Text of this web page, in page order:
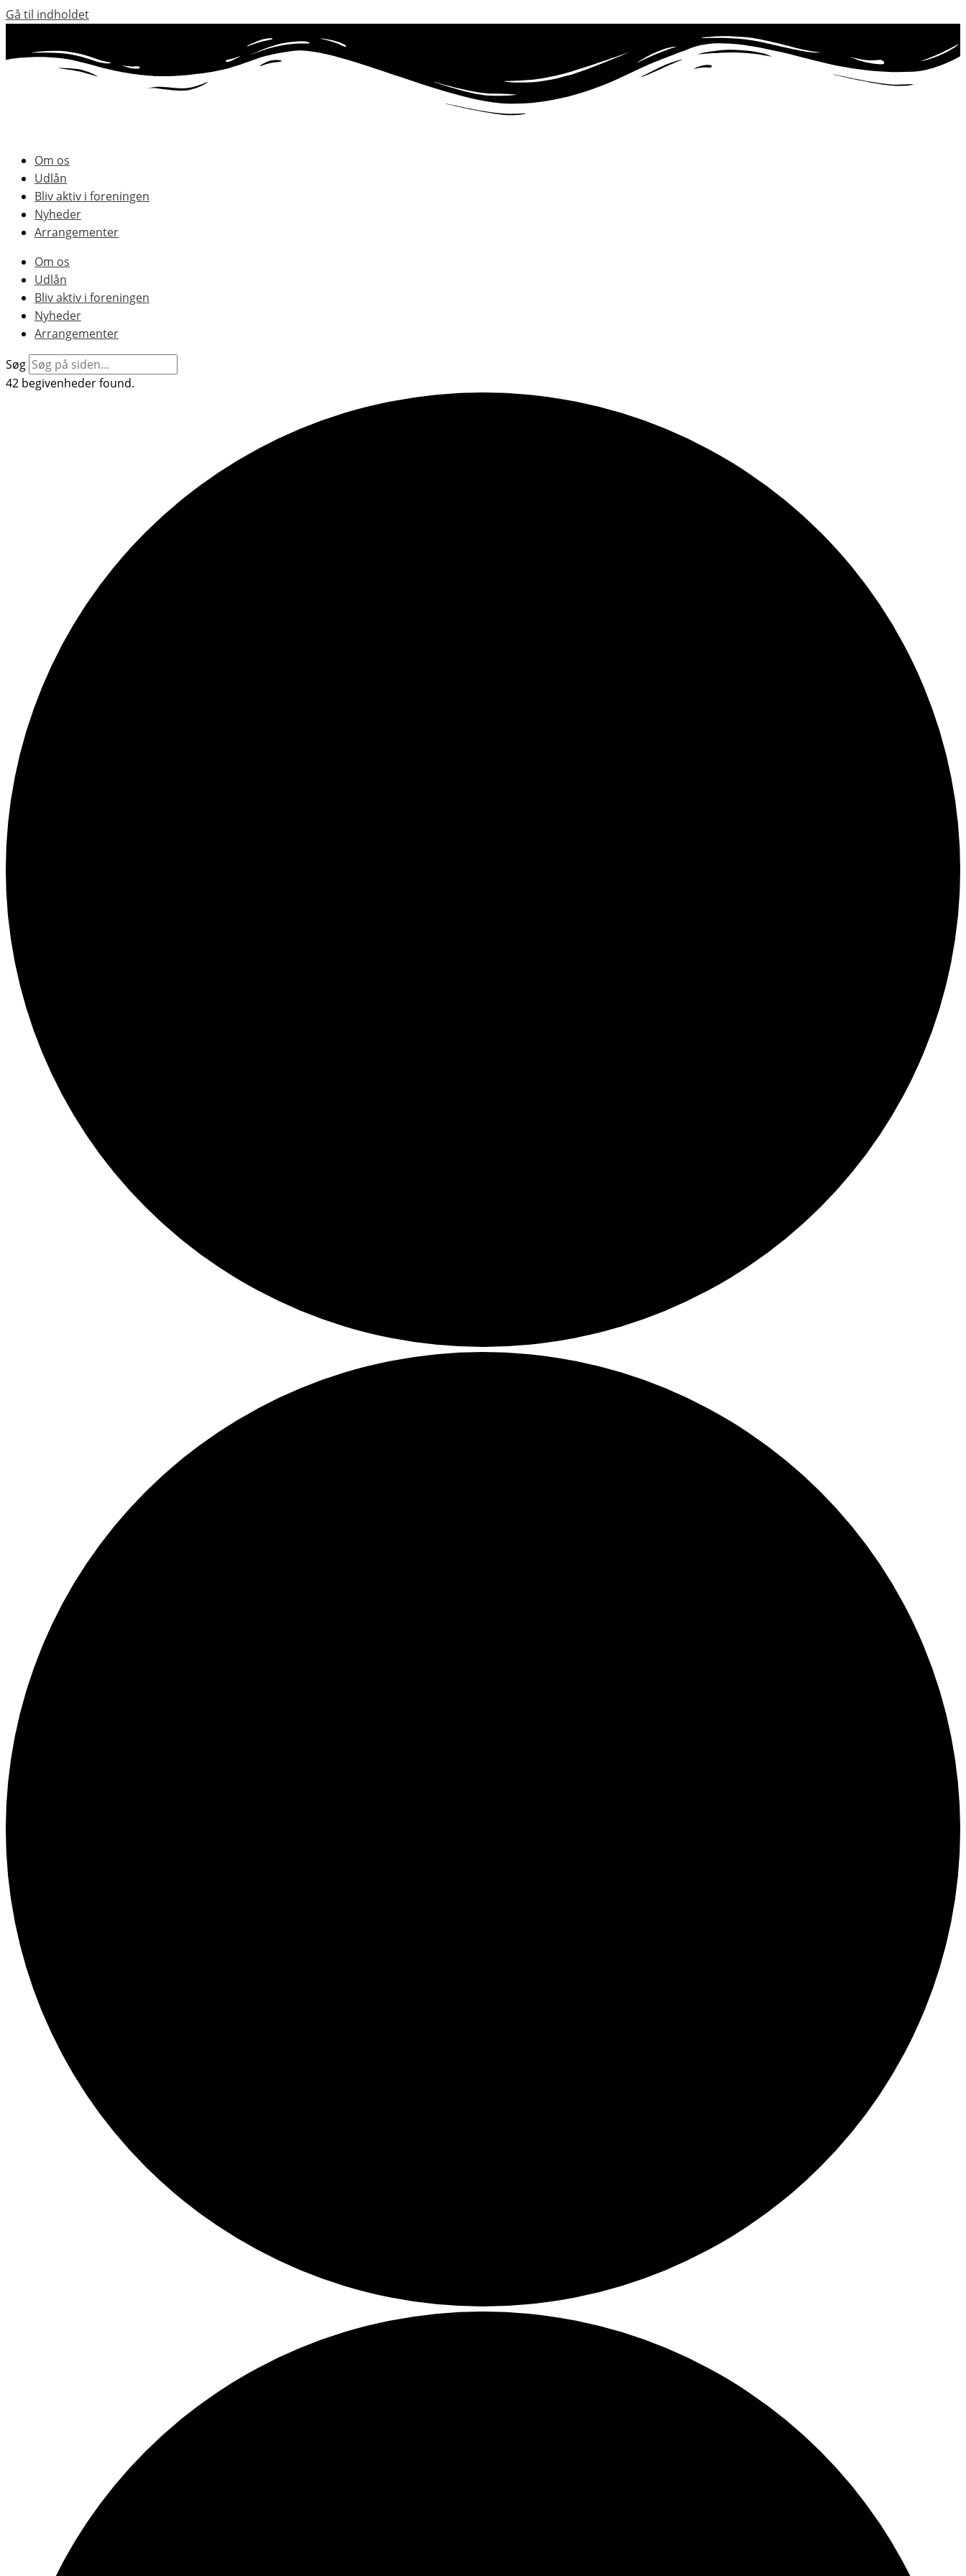
Gå til indholdet
Om os
Udlån
Bliv aktiv i foreningen
Nyheder
Arrangementer
Om os
Udlån
Bliv aktiv i foreningen
Nyheder
Arrangementer
Søg
42 begivenheder found.